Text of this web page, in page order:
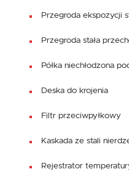
Przegroda ekspozycji
Przegroda stała
Półka niechłodzona
Deska do krojenia
Filtr przeciwpyłkowy
Kaskada ze stali
Rejestrator